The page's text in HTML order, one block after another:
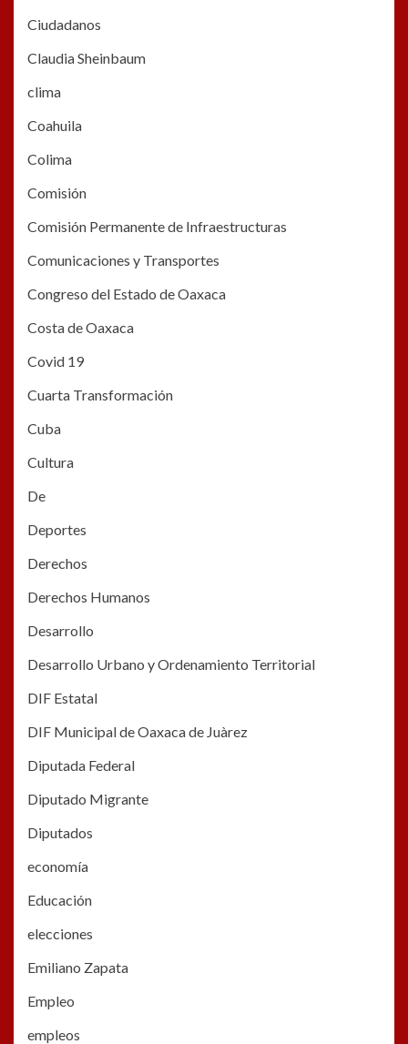
Ciudadanos
Claudia Sheinbaum
clima
Coahuila
Colima
Comisión
Comisión Permanente de Infraestructuras
Comunicaciones y Transportes
Congreso del Estado de Oaxaca
Costa de Oaxaca
Covid 19
Cuarta Transformación
Cuba
Cultura
De
Deportes
Derechos
Derechos Humanos
Desarrollo
Desarrollo Urbano y Ordenamiento Territorial
DIF Estatal
DIF Municipal de Oaxaca de Juàrez
Diputada Federal
Diputado Migrante
Diputados
economía
Educación
elecciones
Emiliano Zapata
Empleo
empleos